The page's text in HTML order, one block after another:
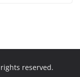
reserved.